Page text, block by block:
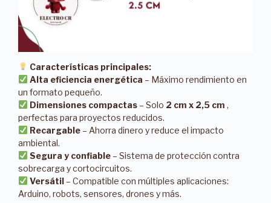
Características principales:
Alta eficiencia energética – Máximo rendimiento en
un formato pequeño.
Dimensiones compactas– Solo 2 cm x 2,5 cm ,
perfectas para proyectos reducidos.
Recargable– Ahorra dinero y reduce el impacto
ambiental.
Segura y confiable– Sistema de protección contra
sobrecarga y cortocircuitos.
Versátil– Compatible con múltiples aplicaciones:
Arduino, robots, sensores, drones y más.